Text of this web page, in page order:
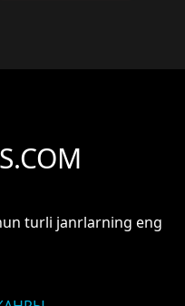
turli janrlarning eng